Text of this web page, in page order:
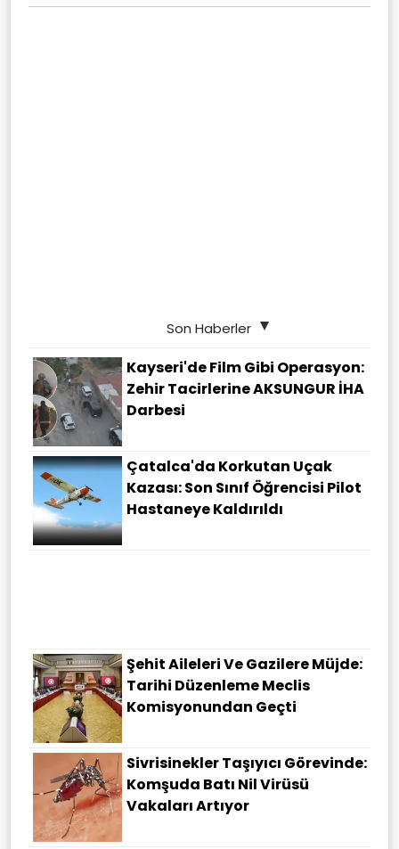
Son Haberler
Kayseri'de Film Gibi Operasyon:
Zehir Tacirlerine AKSUNGUR İHA
Darbesi
Çatalca'da Korkutan Uçak
Kazası: Son Sınıf Öğrencisi Pilot
Hastaneye Kaldırıldı
Şehit Aileleri Ve Gazilere Müjde:
Tarihi Düzenleme Meclis
Komisyonundan Geçti
Sivrisinekler Taşıyıcı Görevinde:
Komşuda Batı Nil Virüsü
Vakaları Artıyor